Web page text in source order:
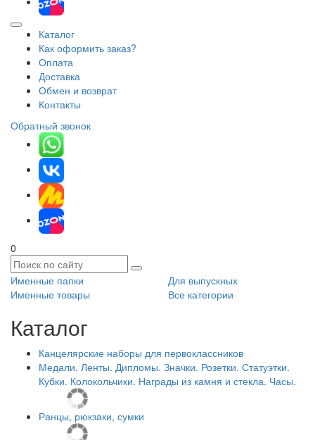
Каталог
Как оформить заказ?
Оплата
Доставка
Обмен и возврат
Контакты
Обратный звонок
0
Именные папки
Для выпускных
Именные товары
Все категории
Каталог
Канцелярские наборы для первоклассников
Медали. Ленты. Дипломы. Значки. Розетки. Статуэтки.
Кубки. Колокольчики. Награды из камня и стекла. Часы.
Ранцы, рюкзаки, сумки